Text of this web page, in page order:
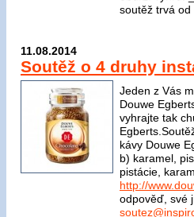
soutěž trvá
11.08.2014
Soutěž o 4 druhy
Jeden z Vás
Douwe
vyhrajte tak
kávy Douwe
b) karamel,
pistácie,
http://
odpověď, své